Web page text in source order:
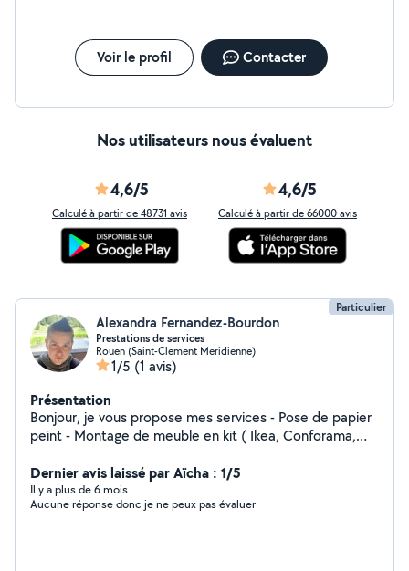
Voir le profil Contacter
Nos utilisateurs nous évaluent
4,6/5
Calculé à partir de 48731 avis
4,6/5
Calculé à partir de 66000 avis
Particulier
Alexandra Fernandez-Bourdon
Prestations de services
Rouen (Saint-Clement Meridienne)
1/5 (1 avis)
Présentation
Bonjour, je vous propose mes services - Pose de papier
peint - Montage de meuble en kit ( Ikea, Conforama,
Rangements, grand nettoyage (cave, grenier,
déménagement...) N'hésitez pas à me contacter !
Dernier avis laissé par Aïcha : 1/5
Il y a plus de 6 mois
Aucune réponse donc je ne peux pas évaluer